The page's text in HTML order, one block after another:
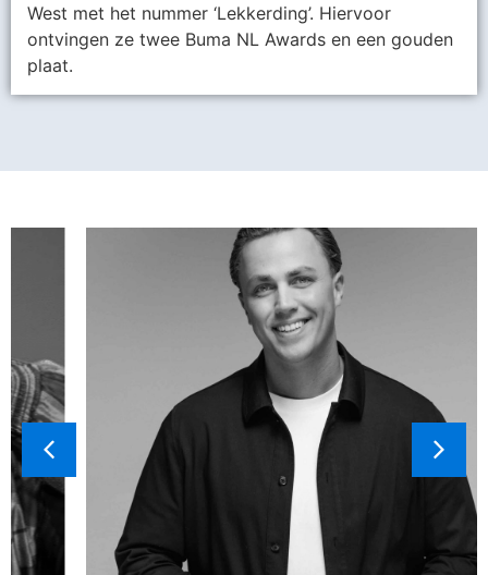
West met het nummer ‘Lekkerding’. Hiervoor
ontvingen ze twee Buma NL Awards en een gouden
plaat.